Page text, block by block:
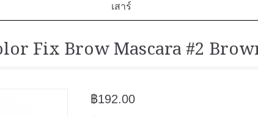
เสาร์
Fix Brow Mascara #2
฿192.00